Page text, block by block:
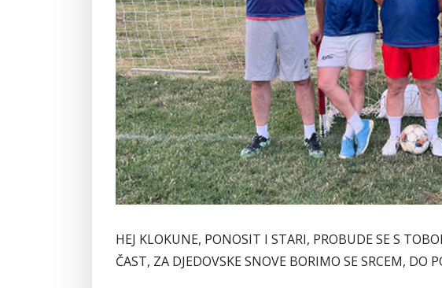
HEJ KLOKUNE, PONOSIT I STARI, PROBUDE SE S
ČAST, ZA DJEDOVSKE SNOVE BORIMO SE SRCEM, DO